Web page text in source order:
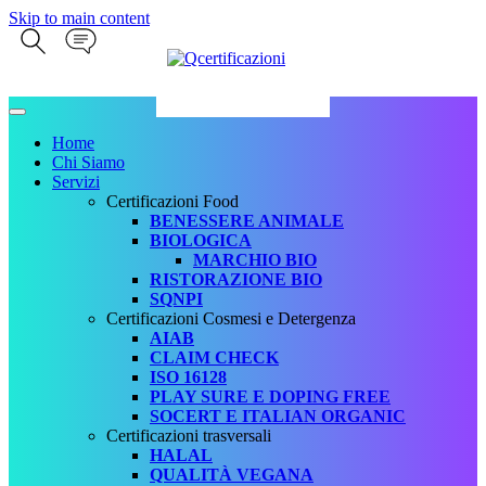
Skip to main content
Home
Chi Siamo
Servizi
Certificazioni Food
BENESSERE ANIMALE
BIOLOGICA
MARCHIO BIO
RISTORAZIONE BIO
SQNPI
Certificazioni Cosmesi e Detergenza
AIAB
CLAIM CHECK
ISO 16128
PLAY SURE E DOPING FREE
SOCERT E ITALIAN ORGANIC
Certificazioni trasversali
HALAL
QUALITÀ VEGANA